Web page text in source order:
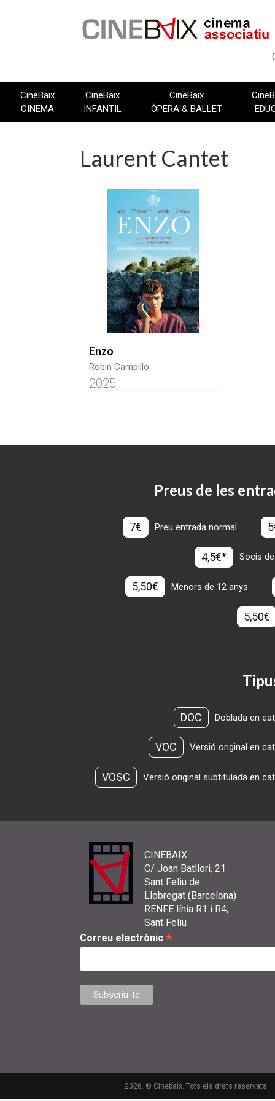
CineBaix
CINEMA
CineBaix
INFANTIL
CineBaix
ÒPERA & BALLET
Laurent Cantet
Enzo
Robin Campillo
2025
Preus de les
7€ Preu entrada normal
4,5€* Socis
5,50€ Menors de 12 anys
5,50€
DOC Doblada en
VOC Versió original en
VOSC Versió original subtitulada en
CINEBAIX
C/ Joan Batllori, 21
Sant Feliu de
Llobregat (Barcelona)
RENFE línia R1 i R4,
Sant Feliu
Correu electrònic *
2026. © Cinebaix. Tots els drets reservats.